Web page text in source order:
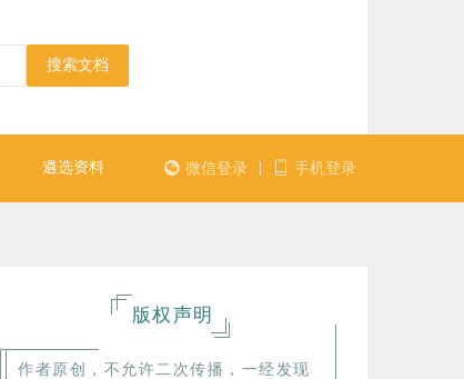
搜索文档
遴选资料 微信登录 手机登录
版权声明
作者原创，不允许二次传播，一经发现